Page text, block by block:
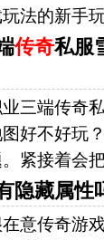
法的新手
传奇私服
三端传奇
好不好玩
紧接着会
隐藏属性
意传奇游